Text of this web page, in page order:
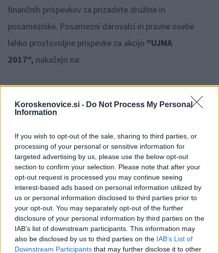
Koroskenovice.si - Do Not Process My Personal
Information
If you wish to opt-out of the sale, sharing to third parties, or
processing of your personal or sensitive information for
targeted advertising by us, please use the below opt-out
section to confirm your selection. Please note that after your
opt-out request is processed you may continue seeing
interest-based ads based on personal information utilized by
us or personal information disclosed to third parties prior to
your opt-out. You may separately opt-out of the further
disclosure of your personal information by third parties on the
IAB’s list of downstream participants. This information may
also be disclosed by us to third parties on the IAB’s List of
Downstream Participants that may further disclose it to other
finančnih prispevkov za prizadete družine in
posameznike. Posamezni darovalci in pravne osebe
lahko prostovoljne prispevke za akcijo "UJMA
2017", nakažejo na:
TRR: SI56 0310 0111 1122 296,
sklic: 00 96875,
BIC banke: SKBASI2X,
Koda namena: CHAR.